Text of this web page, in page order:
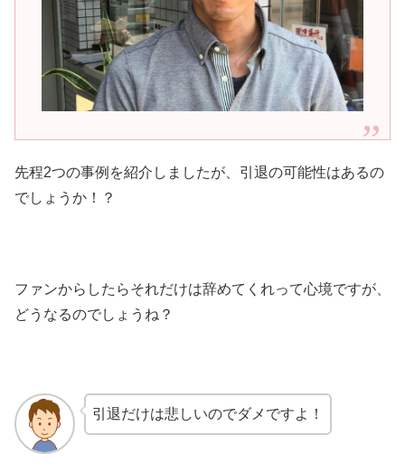
先程2つの事例を紹介しましたが、引退の可能性はあるの
でしょうか！？
ファンからしたらそれだけは辞めてくれって心境ですが、
どうなるのでしょうね？
引退だけは悲しいのでダメですよ！